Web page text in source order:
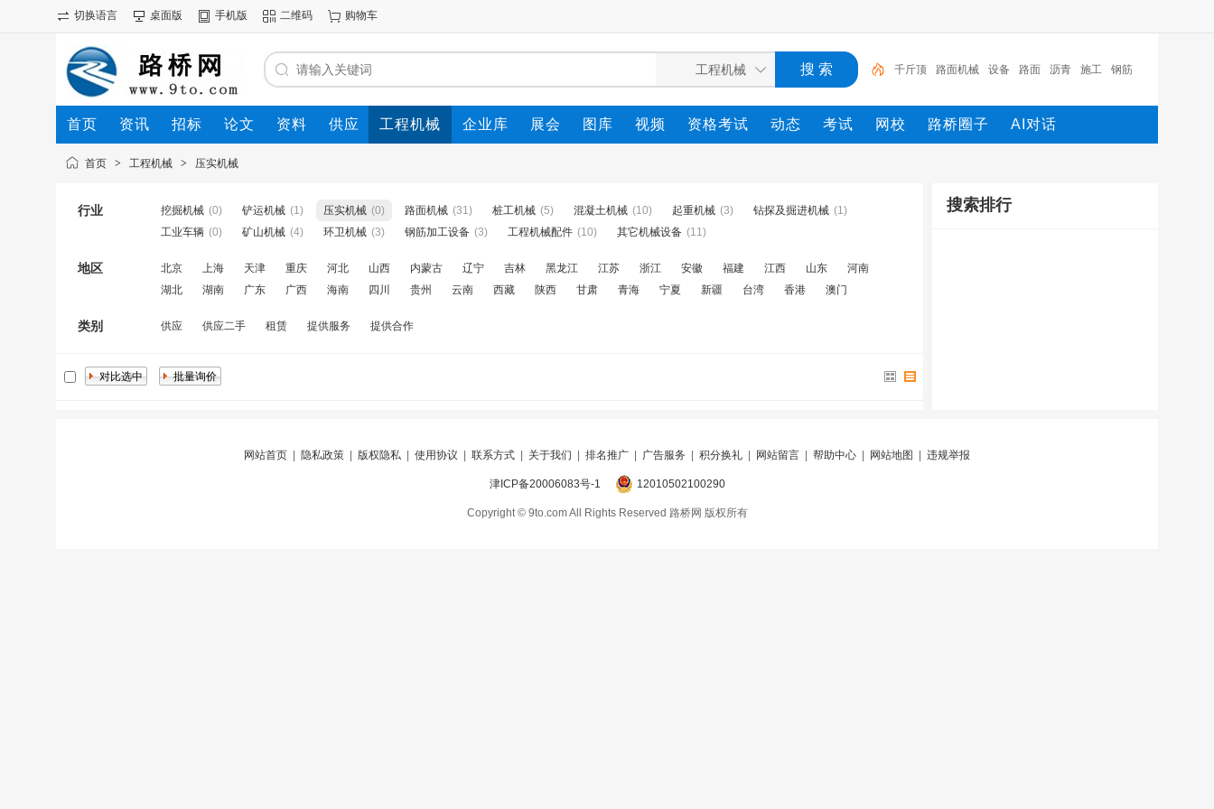
切换语言 桌面版 手机版 二维码 购物车
千斤顶 路面机械 设备 路面 沥青 施工 钢筋
工程 机械 路桥
首页 资讯 招标 论文 资料 供应 工程机械 企业库 展会 图库 视频 资格考试 动态 考试 网校 路桥圈子 AI对话
首页 > 工程机械 > 压实机械
行业 挖掘机械 (0) 铲运机械 (1) 压实机械 (0) 路面机械 (31) 桩工机械 (5) 混凝土机械 (10) 起重机械 (3) 钻探及掘进机械 (1)
工业车辆 (0) 矿山机械 (4) 环卫机械 (3) 钢筋加工设备 (3) 工程机械配件 (10) 其它机械设备 (11)
地区 北京 上海 天津 重庆 河北 山西 内蒙古 辽宁 吉林 黑龙江 江苏 浙江 安徽 福建 江西 山东
河南
湖北
湖南 广东 广西 海南 四川 贵州 云南 西藏 陕西 甘肃 青海 宁夏 新疆 台湾 香港 澳门
类别 供应 供应二手 租赁 提供服务 提供合作
搜索排行
网站首页 隐私政策 版权隐私 使用协议 联系方式 关于我们 排名推广 广告服务 积分换礼 网站留言 帮助中心 网站地图 违规举报
津ICP备20006083号-1 12010502100290
Copyright © 9to.com All Rights Reserved 路桥网 版权所有